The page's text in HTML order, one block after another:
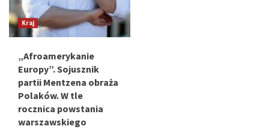
Kraj
„Afroamerykanie
Europy”. Sojusznik
partii Mentzena obraża
Polaków. W tle
rocznica powstania
warszawskiego